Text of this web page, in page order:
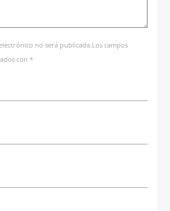
no será publicada.Los campos
con *